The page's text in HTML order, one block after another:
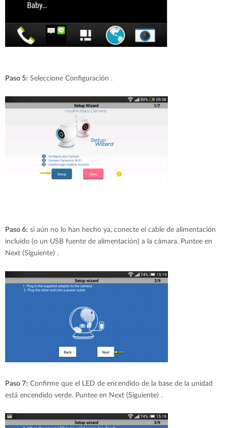
Paso 5: Seleccione Configuración .
Paso 6: si aún no lo han hecho ya, conecte el cable de alimentación
incluido (o un USB fuente de alimentación) a la cámara. Puntee en
Next (Siguiente) .
Paso 7: Confirme que el LED de encendido de la base de la unidad
está encendido verde. Puntee en Next (Siguiente) .